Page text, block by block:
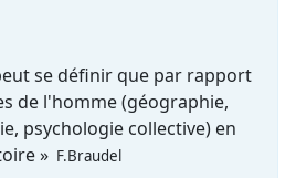
se définir que par rapport
de l'homme (géographie,
psychologie collective) en
» F.Braudel